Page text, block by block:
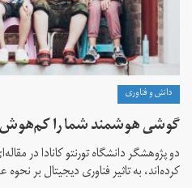
دانش و فناوری
گوشی هوشمند شما را کم‌هوش‌
دو پژوهشگر دانشگاه تورنتو کانادا در
کرده‌اند، به تاثیر فناوری دیجیتال بر